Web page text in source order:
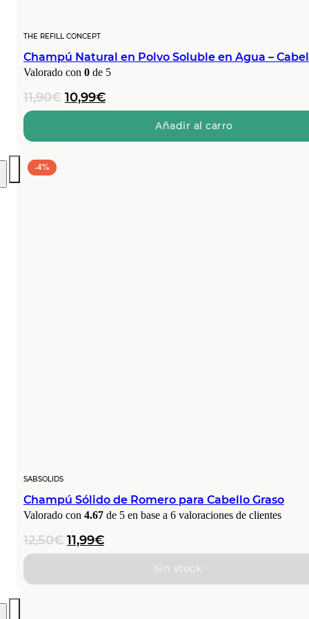
THE REFILL CONCEPT
Champú Natural en Polvo Soluble en Agua –
Valorado con 0 de 5
11,90€ El
precio
era:
10,99€El
precio
es:
Añadir al carro
-4%
SABSOLIDS
Champú Sólido de Romero para Cabello Graso
Valorado con 4.67 de 5 en base a 6 valoraciones de clientes
12,50€ El
precio
era:
11,99€El
precio
es:
Sin stock